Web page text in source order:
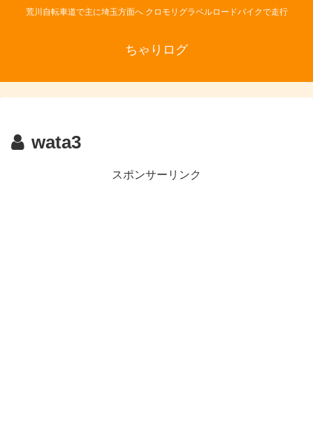
荒川自転車道で主に埼玉方面へ クロモリグラベルロードバイクで走行
ちゃりログ
wata3
スポンサーリンク